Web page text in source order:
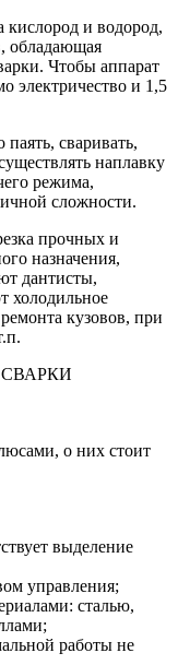
и водород,
обладающая
Чтобы аппарат
электричество и 1,5
сваривать,
наплавку
режима,
сложности.
прочных и
назначения,
дантисты,
холодильное
кузовов, при
о них стоит
выделение
управления;
сталью,
работы не